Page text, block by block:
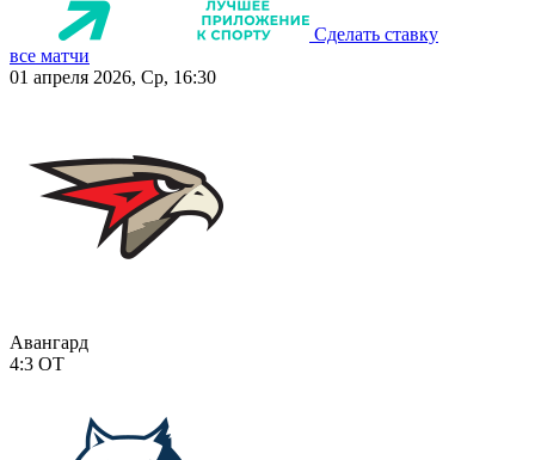
Сделать ставку
все матчи
01 апреля 2026, Ср, 16:30
Авангард
4:3 ОТ